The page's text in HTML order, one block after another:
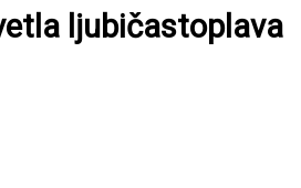
ljubičastoplava